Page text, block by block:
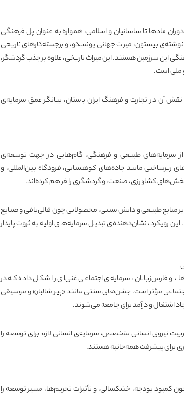
۳۰۰۰ سال تاریخ، از دوران مادها تا ساسانیان و اسلامی، همواره به عنوان پل فرهنگی
بیستون، میراث جهانی یونسکو، و برجسته‌کارهای تاریخی
این سرزمین هستند. این میراث تاریخی، علاوه بر جذب گردشگر،
ملی است.
آن در تجارت و فرهنگ ایران باستان، بیانگر عمق سرمایه‌ی
از سرمایه‌های طبیعی و فرهنگی، گام‌هایی در جهت توسعه‌ی
زیرساختی مانند جاده‌های کوهستانی، فرودگاه بین‌المللی، و
بخش‌های کشاورزی، صنعت، و گردشگری را فراهم کرده‌اند.
طبیعی و دانش سنتی، محصولاتی چون قالی‌بافی و صنایع
رویکرد، نشان‌دهنده‌ی تبدیل سرمایه‌های اولیه به ثروت پایدار
و فارس‌زبانان، سرمایه‌ی اجتماعی غنی‌ای را شکل داده که در
مؤثر است. جشن‌های سنتی مانند «پیر شالیار» و موسیقی
اشتغال و درآمد برای جامعه می‌شوند.
نیروی انسانی متخصص، سرمایه‌ی انسانی لازم برای توسعه را
برای پیشرفت همه‌جانبه هستند.
کمبود بودجه، خشکسالی، و تأثیرات تحریم‌ها، مسیر توسعه را